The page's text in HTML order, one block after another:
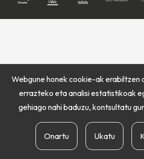
Webgune honek cookie-ak erabiltzen
errazteko eta analisi estatistikoak
gehiago nahi baduzu, kontsultatu
Onartu Ukatu